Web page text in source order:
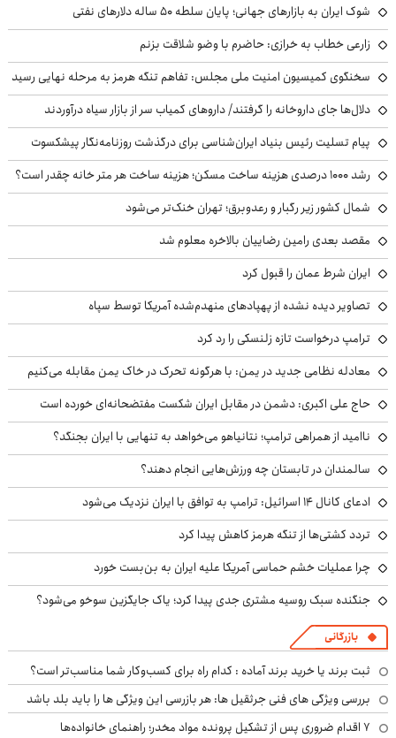
شوک ایران به بازارهای جهانی؛ پایان سلطه ۵۰ ساله دلارهای نفتی
زارعی خطاب به خرازی: حاضرم با وضو شلاقت بزنم
سخنگوی کمیسیون امنیت ملی مجلس: تفاهم تنگه هرمز به مرحله نهایی رسید
دلال‌ها جای داروخانه را گرفتند/ داروهای کمیاب سر از بازار سیاه درآوردند
پیام تسلیت رئیس بنیاد ایران‌شناسی برای درگذشت روزنامه‌نگار پیشکسوت
رشد ۱۰۰۰ درصدی هزینه ساخت مسکن؛ هزینه ساخت هر متر خانه چقدر است؟
شمال کشور زیر رگبار و رعدوبرق؛ تهران خنک‌تر می‌شود
مقصد بعدی رامین رضاییان بالاخره معلوم شد
ایران شرط عمان را قبول کرد
تصاویر دیده نشده از پهپادهای منهدم‌شده آمریکا توسط سپاه
ترامپ درخواست تازه زلنسکی را رد کرد
معادله نظامی جدید در یمن: با هرگونه تحرک در خاک یمن مقابله می‌کنیم
حاج علی اکبری: دشمن در مقابل ایران شکست مفتضحانه‌ای خورده است
ناامید از همراهی ترامپ؛ نتانیاهو می‌خواهد به تنهایی با ایران بجنگد؟
سالمندان در تابستان چه ورزش‌هایی انجام دهند؟
ادعای کانال ۱۴ اسرائیل: ترامپ به توافق با ایران نزدیک می‌شود
تردد کشتی‌ها از تنگه هرمز کاهش پیدا کرد
چرا عملیات خشم حماسی آمریکا علیه ایران به بن‌بست خورد
جنگنده سبک روسیه مشتری جدی پیدا کرد؛ یاک جایگزین سوخو می‌شود؟
بازرگانی
ثبت برند یا خرید برند آماده : کدام راه برای کسب‌وکار شما مناسب‌تر است؟
بررسی ویژگی های فنی جرثقیل ها: هر بازرسی این ویژگی ها را باید بلد باشد
۷ اقدام ضروری پس از تشکیل پرونده مواد مخدر؛ راهنمای خانواده‌ها